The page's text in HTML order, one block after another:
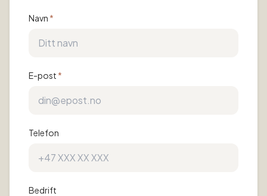
Navn *
E-post *
Telefon
Bedrift